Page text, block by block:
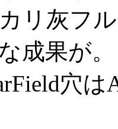
リ灰フ
成果が。
穴